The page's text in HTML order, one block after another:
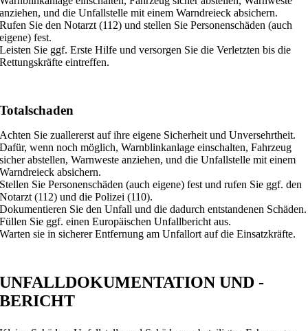
anziehen, und die Unfallstelle mit einem Warndreieck absichern.
Rufen Sie den Notarzt (112) und stellen Sie Personenschäden (auch
eigene) fest.
Leisten Sie ggf. Erste Hilfe und versorgen Sie die Verletzten bis die
Rettungskräfte eintreffen.
Totalschaden
Achten Sie zuallererst auf ihre eigene Sicherheit und Unversehrtheit.
Dafür, wenn noch möglich, Warnblinkanlage einschalten, Fahrzeug
sicher abstellen, Warnweste anziehen, und die Unfallstelle mit einem
Warndreieck absichern.
Stellen Sie Personenschäden (auch eigene) fest und rufen Sie ggf. den
Notarzt (112) und die Polizei (110).
Dokumentieren Sie den Unfall und die dadurch entstandenen Schäden.
Füllen Sie ggf. einen Europäischen Unfallbericht aus.
Warten sie in sicherer Entfernung am Unfallort auf die Einsatzkräfte.
UNFALLDOKUMENTATIONUND -
BERICHT